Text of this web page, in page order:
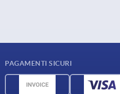
PAGAMENTI SICURI